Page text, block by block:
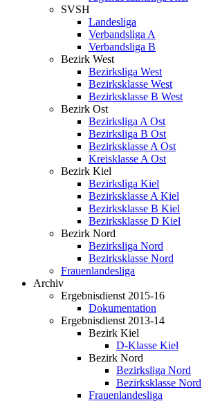
SVSH
Landesliga
Verbandsliga A
Verbandsliga B
Bezirk West
Bezirksliga West
Bezirksklasse West
Bezirksklasse B West
Bezirk Ost
Bezirksliga A Ost
Bezirksliga B Ost
Bezirksklasse A Ost
Kreisklasse A Ost
Bezirk Kiel
Bezirksliga Kiel
Bezirksklasse A Kiel
Bezirksklasse B Kiel
Bezirksklasse D Kiel
Bezirk Nord
Bezirksliga Nord
Bezirksklasse Nord
Frauenlandesliga
Archiv
Ergebnisdienst 2015-16
Dokumentation
Ergebnisdienst 2013-14
Bezirk Kiel
D-Klasse Kiel
Bezirk Nord
Bezirksliga Nord
Bezirksklasse Nord
Frauenlandesliga